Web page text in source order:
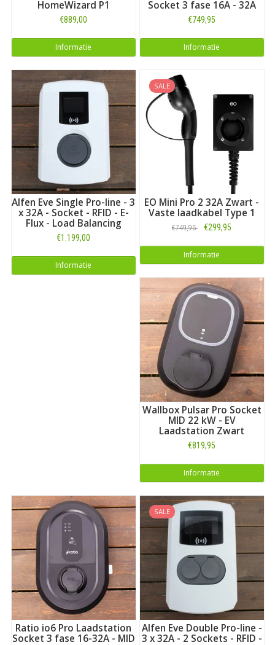
HomeWizard P1
€889,00
Informatie
Socket 3 fase 16A - 32A
€749,95
Informatie
Alfen Eve Single Pro-line - 3
x 32A - Socket - RFID - E-
Flux - Load Balancing
€1.199,00
Informatie
SALE
EO Mini Pro 2 32A Zwart -
Vaste laadkabel Type 1
€749,95 €299,95
Informatie
Wallbox Pulsar Pro Socket
MID 22 kW - EV
Laadstation Zwart
€819,95
Informatie
Ratio io6 Pro Laadstation
Socket 3 fase 16-32A - MID
SALE
Alfen Eve Double Pro-line -
3 x 32A - 2 Sockets - RFID -